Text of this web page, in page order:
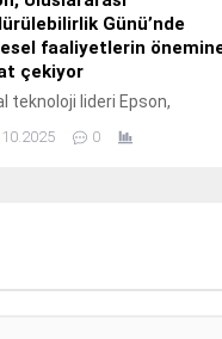
Günü’nde
faaliyetlerin
çekiyor
teknoloji lideri Epson,
duyulan yerde ve zamanda
0